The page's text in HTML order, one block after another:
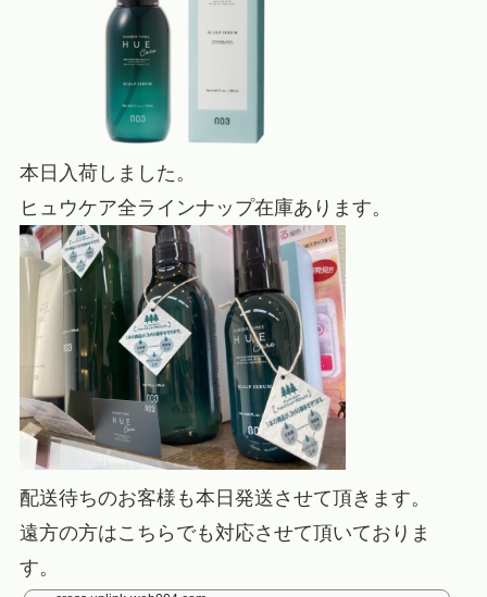
本日入荷しました。
ヒュウケア全ラインナップ在庫あります。
配送待ちのお客様も本日発送させて頂きます。
遠方の方はこちらでも対応させて頂いておりま
す。